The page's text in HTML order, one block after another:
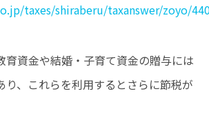
taxes/shiraberu/taxanswer/zoyo/
育資金や結婚・子育て資金の贈与には
り、これらを利用するとさらに節税が